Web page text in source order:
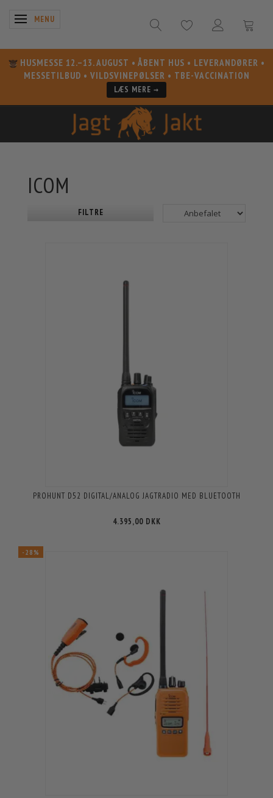
SKIFTE NAVIGATION
MENU
HUSMESSE 12.–13. AUGUST • ÅBENT HUS • LEVERANDØRER •
MESSETILBUD • VILDSVINEPØLSER • TBE-VACCINATION
LÆS MERE →
ICOM
FILTRE
PROHUNT D52 DIGITAL/ANALOG JAGTRADIO MED BLUETOOTH
4.395,00 DKK
-28%